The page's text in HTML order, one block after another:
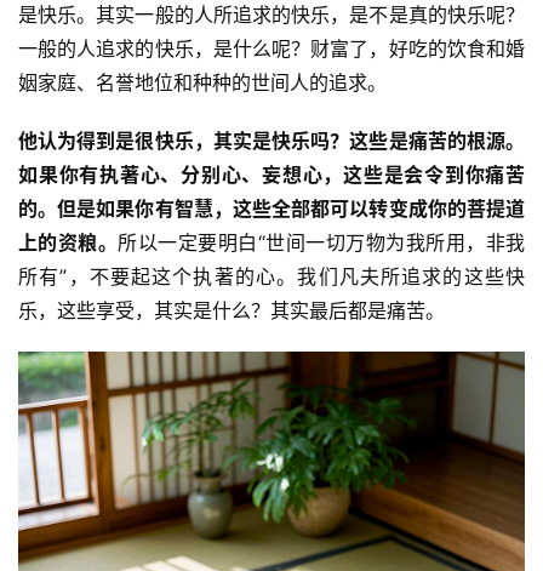
是快乐。其实一般的人所追求的快乐，是不是真的快乐呢？
一般的人追求的快乐，是什么呢？财富了，好吃的饮食和婚
姻家庭、名誉地位和种种的世间人的追求。
他认为得到是很快乐，其实是快乐吗？这些是痛苦的根源。
如果你有执著心、分别心、妄想心，这些是会令到你痛苦
的。但是如果你有智慧，这些全部都可以转变成你的菩提道
上的资粮。 所以一定要明白“世间一切万物为我所用，非我
所有”，不要起这个执著的心。我们凡夫所追求的这些快
乐，这些享受，其实是什么？其实最后都是痛苦。